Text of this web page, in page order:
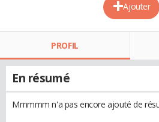
Ajouter
PROFIL
En résumé
Mmmmm n'a pas encore ajouté de